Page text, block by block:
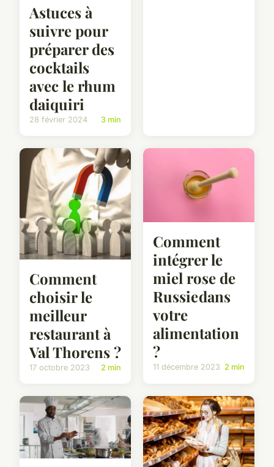
Astuces à
suivre pour
préparer des
cocktails
avec le rhum
daiquiri
28 février 2024 3 min
Comment
choisir le
meilleur
restaurant à
Val Thorens ?
17 octobre 2023 2 min
Comment
intégrer le
miel rose de
Russie dans
votre
alimentation
?
11 décembre 2023 2 min